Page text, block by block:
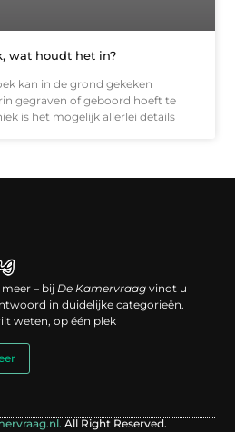
wat houdt het in?
kan in de grond gekeken
gegraven of geboord hoeft te
is het mogelijk allerlei details
meer – bijDe Kamervraag vindt u
in duidelijke categorieën.
weten, op één plek
All Right Reserved.